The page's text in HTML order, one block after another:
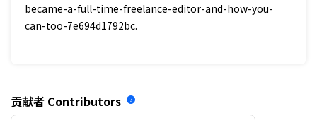
became-a-full-time-freelance-editor-and-how-you-
can-too-7e694d1792bc.
贡献者 Contributors